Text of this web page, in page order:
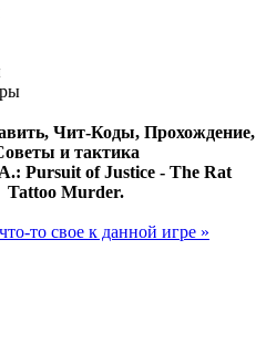
Чит-Коды, Прохождение,
и тактика
Pursuit of Justice - The Rat
Tattoo Murder.
то свое к данной игре »